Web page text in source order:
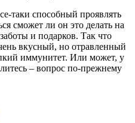
таки способный проявлять
сможет ли он это делать на
и подарков. Так что
вкусный, но отравленный
иммунитет. Или может, у
– вопрос по-прежнему